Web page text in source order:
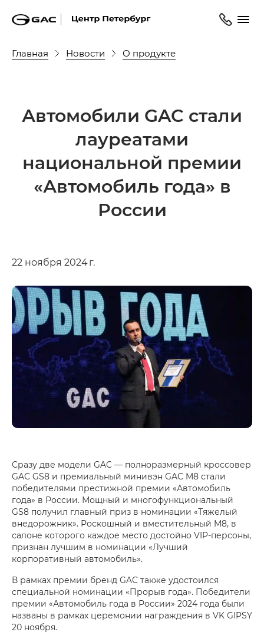
Главная Новости О продукте
Автомобили GAC стали
лауреатами
национальной премии
«Автомобиль года» в
России
22 ноября 2024 г.
Сразу две модели GAC — полноразмерный кроссовер
GAC GS8 и премиальный минивэн GAC M8 стали
победителями престижной премии «Автомобиль
года» в России. Мощный и многофункциональный
GS8 получил главный приз в номинации «Тяжелый
внедорожник». Роскошный и вместительный M8, в
салоне которого каждое место достойно VIP-персоны,
признан лучшим в номинации «Лучший
корпоративный автомобиль».
В рамках премии бренд GAC также удостоился
специальной номинации «Прорыв года». Победители
премии «Автомобиль года в России» 2024 года были
названы в рамках церемонии награждения в VK GIPSY
20 ноября.